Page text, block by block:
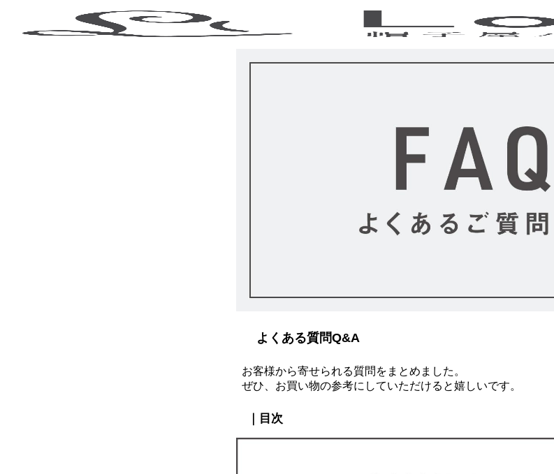
よくある質問Q&A
お客様から寄せられる質問をまとめました。
ぜひ、お買い物の参考にしていただけると嬉しいです。
｜目次